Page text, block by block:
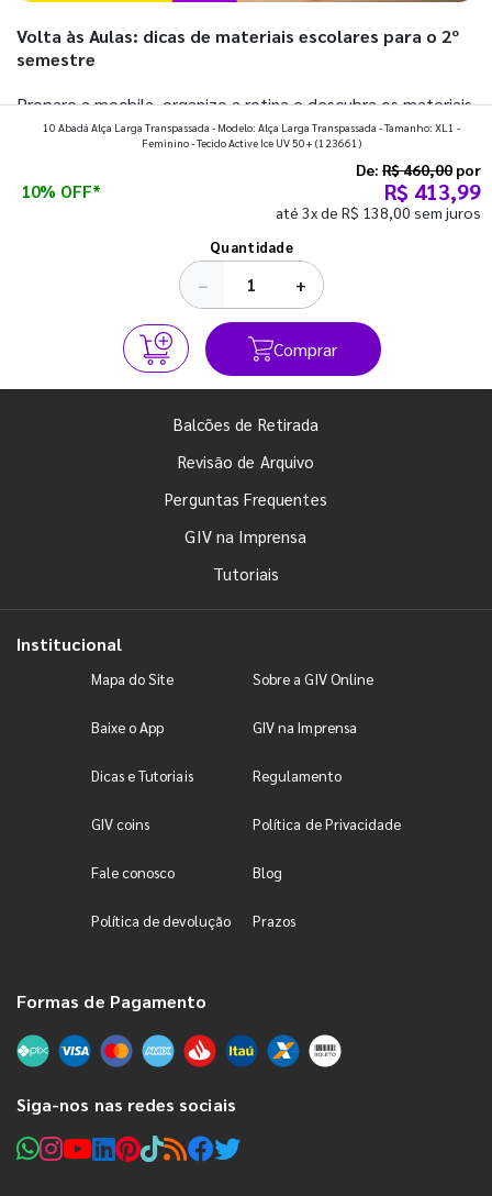
Volta às Aulas: dicas de materiais escolares para o 2º
semestre
Prepare a mochila, organize a rotina e descubra os materiais
que fazem toda diferença para começar o segundo
10 Abadá Alça Larga Transpassada - Modelo: Alça Larga Transpassada - Tamanho: XL1 -
Feminino - Tecido Active Ice UV 50+ (123661)
10% OFF*
De: R$ 460,00 por
R$ 413,99
até 3x de R$ 138,00 sem juros
Quantidade
− +
Comprar
Balcões de Retirada
Revisão de Arquivo
Perguntas Frequentes
GIV na Imprensa
Tutoriais
Institucional
Mapa do Site Sobre a GIV Online
Baixe o App GIV na Imprensa
Dicas e Tutoriais Regulamento
GIV coins Política de Privacidade
Fale conosco Blog
Política de devolução Prazos
Formas de Pagamento
Siga-nos nas redes sociais